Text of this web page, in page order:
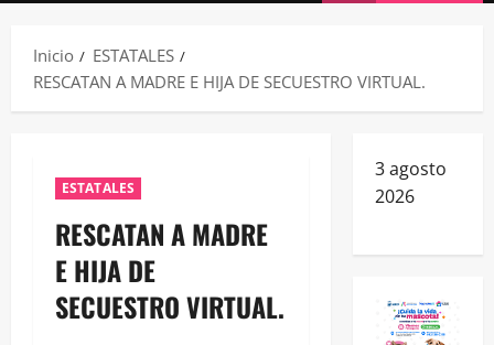
Inicio
ESTATALES
RESCATAN A MADRE E HIJA DE SECUESTRO VIRTUAL.
ESTATALES
RESCATAN A MADRE
E HIJA DE
SECUESTRO VIRTUAL.
3 agosto
2026